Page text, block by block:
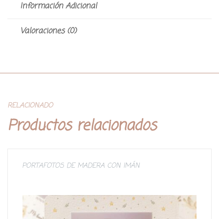
Información Adicional
Valoraciones (0)
RELACIONADO
Productos relacionados
PORTAFOTOS DE MADERA CON IMÁN